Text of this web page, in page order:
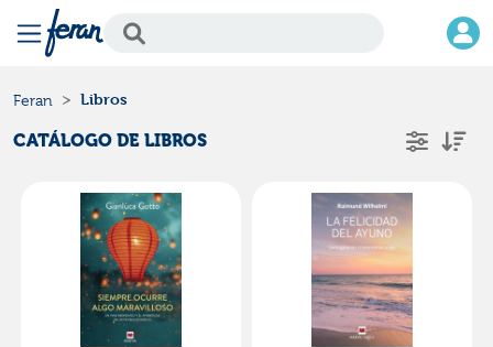
Feran Libros
CATÁLOGO DE LIBROS